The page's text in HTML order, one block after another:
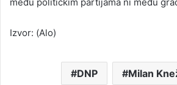
Izvor: (Alo)
DNP Milan